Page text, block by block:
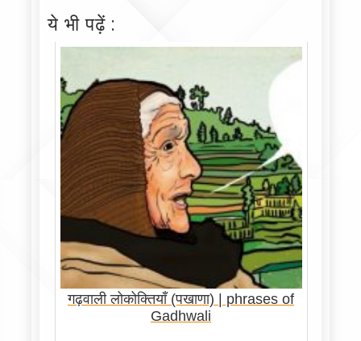
ये भी पढ़ें :
गढ़वाली लोकोक्तियाँ (पखाणा) | phrases of
Gadhwali